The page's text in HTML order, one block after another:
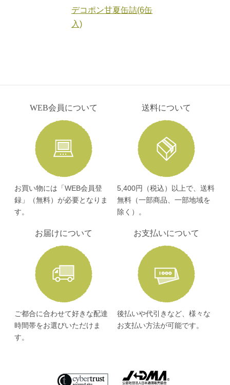
よかポイント交換受付終了商品のお知らせ
ポイント」でございますが、
2月9日（月）をもちまして、交換の受付を終了させてい
急なお知らせとなり、お客様には大変ご迷惑をお掛けい
たしますが、
何卒ご了承賜りますようお願い申し上げます。
2026/01/23
よかポイント商品一時停止のお知らせ
しております、
下記商品のポイント交換受付を誠に勝手ながら一時停止
させていただきます。
〇100,000よかポイント 九州 和の温泉旅行2名1組様分
2026年2月27日（金）より交換受付一時停止
(停止期間は未定)
させていただきます。
デコポン甘夏缶詰(6缶
入)
WEB会員について
お買い物には「WEB会員登
録」（無料）が必要となりま
す。
送料について
5,400円（税込）以上で、送料
無料（一部商品、一部地域を
除く）。
お届けについて
ご都合に合わせて好きな配達
時間帯をお選びいただけま
す。
お支払いについて
後払いや代引きなど、様々な
お支払い方法が可能です。